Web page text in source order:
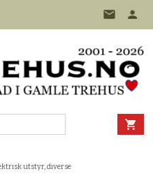
utstyr, diverse